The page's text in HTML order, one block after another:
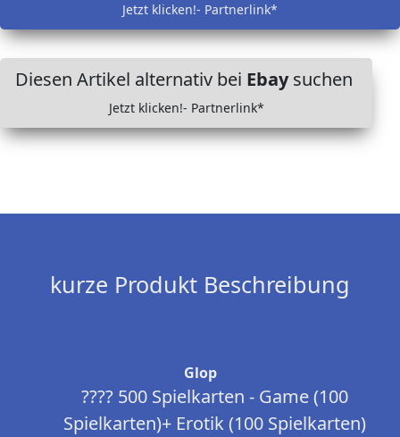
Jetzt klicken!- Partnerlink*
Diesen Artikel alternativ bei Ebaysuchen
Jetzt klicken!- Partnerlink*
kurze Produkt Beschreibung
Glop
???? 500 Spielkarten - Game (100
Spielkarten)+ Erotik (100 Spielkarten)